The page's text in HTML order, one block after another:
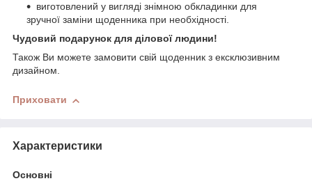
виготовлений у вигляді знімною обкладинки для
зручної заміни щоденника при необхідності.
Чудовий подарунок для ділової людини!
Також Ви можете замовити свій щоденник з ексклюзивним
дизайном.
Приховати
Характеристики
Основні